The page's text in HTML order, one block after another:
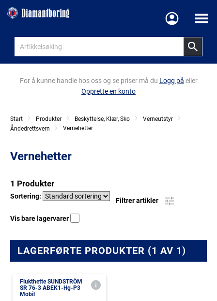
Meny
For å kunne handle hos oss og se priser må du Logg på eller
Opprette en konto
Start Produkter Beskyttelse, Klær, Sko
Verneutstyr
Åndedrettsvern
Vernehetter
Vernehetter
1 Produkter
Sortering:
Filtrer artikler
Vis bare lagervarer
LAGERFØRTE PRODUKTER (1 AV 1)
Flukthette SUNDSTRÖM
SR 76-3 ABEK1-Hg-P3
Mobil